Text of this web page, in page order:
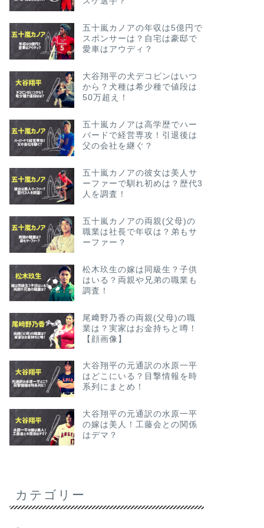
五十嵐カノアの年収は5億円で
スポンサーは？自宅は豪邸で
愛車はアウディ？
大谷翔平の犬デコピンはいつ
から？犬種は希少種で値段は
50万超え！
五十嵐カノアは高学歴でハー
バードで経営専攻！引退後は
父の会社を継ぐ？
五十嵐カノアの彼女は美人サ
ーファーで馴れ初めは？歴代3
人を調査！
五十嵐カノアの両親(父母)の
職業は社長で年収は？弟もサ
ーファー？
松木玖生の嫁は同級生？子供
はいる？両親や兄弟の職業も
調査！
尾﨑野乃香の両親(父母)の職
業は？実家はお金持ちと噂！
【顔画像】
大谷翔平の元通訳の水原一平
はどこにいる？目撃情報を時
系列にまとめ！
大谷翔平の元通訳の水原一平
の嫁は美人！工藤会との関係
はデマ？
カテゴリー